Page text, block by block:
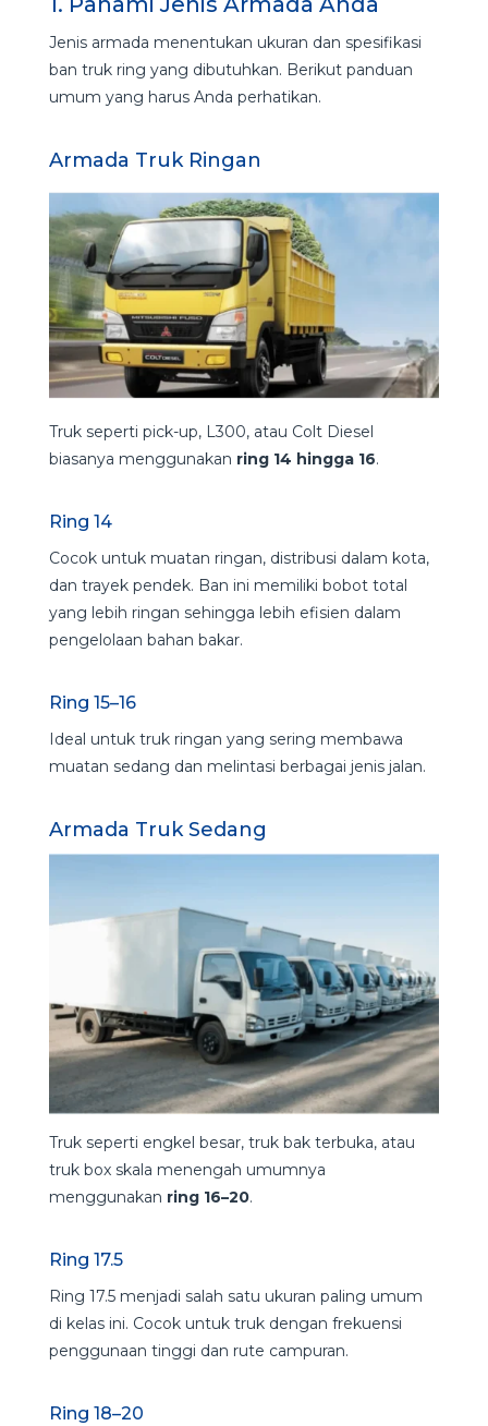
Jenis armada menentukan ukuran dan spesifikasi
ban truk ring yang dibutuhkan. Berikut panduan
umum yang harus Anda perhatikan.
Armada Truk Ringan
Truk seperti pick-up, L300, atau Colt Diesel
biasanya menggunakan ring 14 hingga 16.
Ring 14
Cocok untuk muatan ringan, distribusi dalam kota,
dan trayek pendek. Ban ini memiliki bobot total
yang lebih ringan sehingga lebih efisien dalam
pengelolaan bahan bakar.
Ring 15–16
Ideal untuk truk ringan yang sering membawa
muatan sedang dan melintasi berbagai jenis jalan.
Armada Truk Sedang
Truk seperti engkel besar, truk bak terbuka, atau
truk box skala menengah umumnya
menggunakan ring 16–20.
Ring 17.5
Ring 17.5 menjadi salah satu ukuran paling umum
di kelas ini. Cocok untuk truk dengan frekuensi
penggunaan tinggi dan rute campuran.
Ring 18–20